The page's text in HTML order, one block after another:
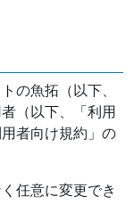
の魚拓（以下、
（以下、「利用
者向け規約」の
任意に変更でき